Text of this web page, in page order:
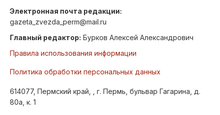
Электронная почта редакции:
gazeta_zvezda_perm@mail.ru
Главный редактор: Бурков Алексей Александрович
Правила использования информации
Политика обработки персональных данных
614077, Пермский край, , г. Пермь, бульвар Гагарина, д.
80а, к. 1